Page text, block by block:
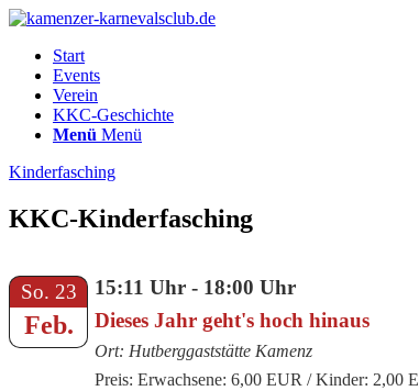
Start
Events
Verein
KKC-Geschichte
Menü Menü
Kinderfasching
KKC-Kinderfasching
So. 23
Feb.
15:11 Uhr - 18:00 Uhr
Dieses Jahr geht's hoch hinaus
Ort: Hutberggaststätte Kamenz
Preis: Erwachsene: 6,00 EUR / Kinder: 2,00